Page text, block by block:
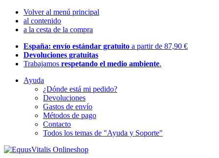
Volver al menú principal
al contenido
a la cesta de la compra
España: envío estándar gratuito a partir de 87,90 €
Devoluciones gratuitas
Trabajamos respetando el medio ambiente.
Ayuda
¿Dónde está mi pedido?
Devoluciones
Gastos de envío
Métodos de pago
Contacto
Todos los temas de "Ayuda y Soporte"